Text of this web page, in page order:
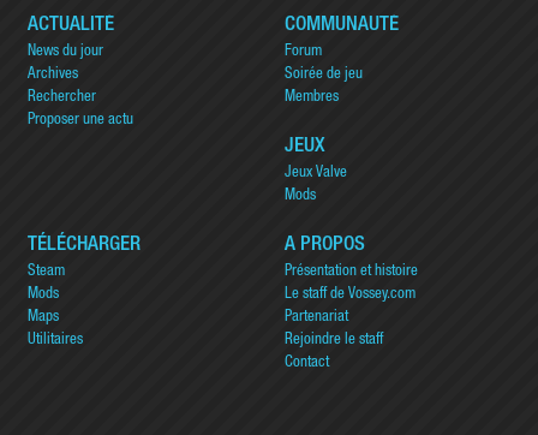
ACTUALITÉ
News du jour
Archives
Rechercher
Proposer une actu
COMMUNAUTÉ
Forum
Soirée de jeu
Membres
JEUX
Jeux Valve
Mods
TÉLÉCHARGER
Steam
Mods
Maps
Utilitaires
A PROPOS
Présentation et histoire
Le staff de Vossey.com
Partenariat
Rejoindre le staff
Contact